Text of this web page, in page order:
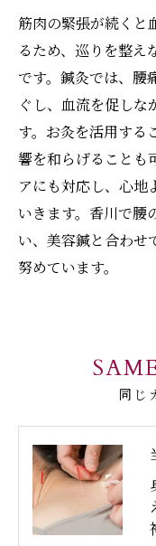
筋肉の緊張が続くと
るため、巡りを整え
です。鍼灸では、腰
ぐし、血流を促しな
す。お灸を活用する
響を和らげることも
アにも対応し、心地
いきます。香川で腰
い、美容鍼と合わせ
努めています。
同じ